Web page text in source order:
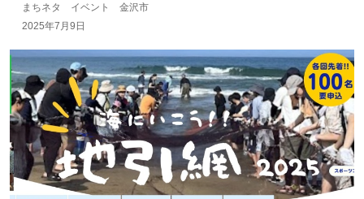
まちネタ イベント 金沢市
2025年7月9日